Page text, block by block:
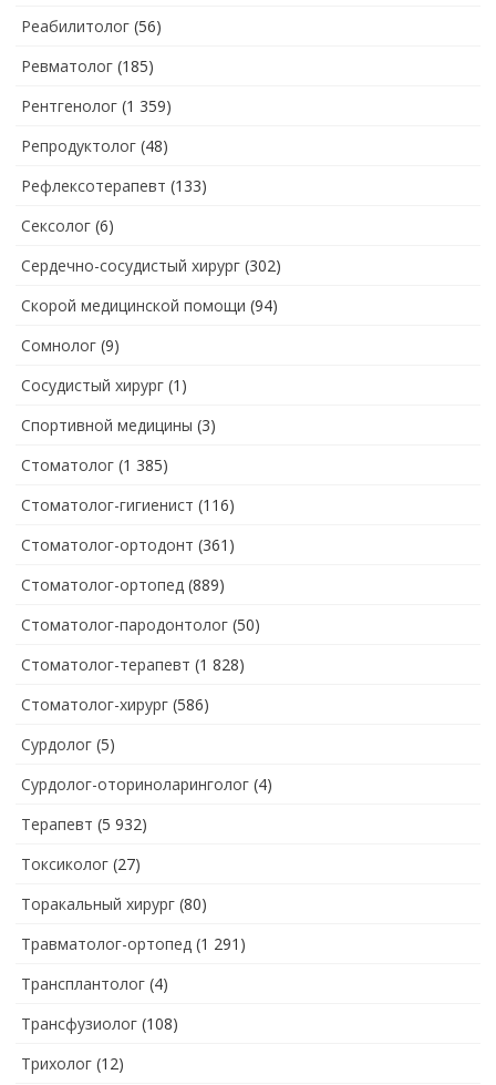
Реабилитолог (56)
Ревматолог (185)
Рентгенолог (1 359)
Репродуктолог (48)
Рефлексотерапевт (133)
Сексолог (6)
Сердечно-сосудистый хирург (302)
Скорой медицинской помощи (94)
Сомнолог (9)
Сосудистый хирург (1)
Спортивной медицины (3)
Стоматолог (1 385)
Стоматолог-гигиенист (116)
Стоматолог-ортодонт (361)
Стоматолог-ортопед (889)
Стоматолог-пародонтолог (50)
Стоматолог-терапевт (1 828)
Стоматолог-хирург (586)
Сурдолог (5)
Сурдолог-оториноларинголог (4)
Терапевт (5 932)
Токсиколог (27)
Торакальный хирург (80)
Травматолог-ортопед (1 291)
Трансплантолог (4)
Трансфузиолог (108)
Трихолог (12)